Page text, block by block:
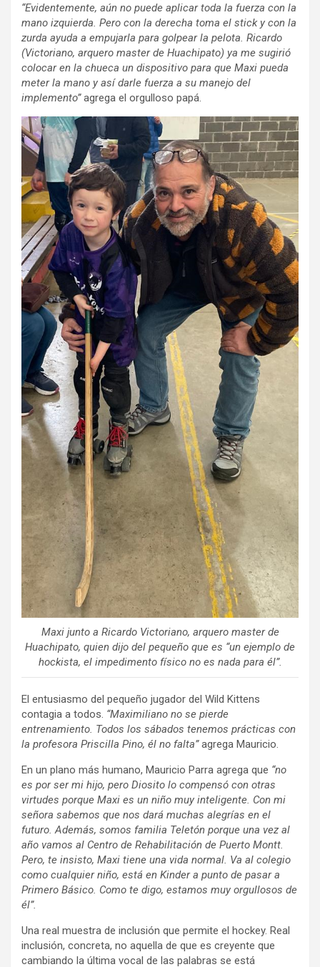
“Evidentemente, aún no puede aplicar toda la fuerza con la
mano izquierda. Pero con la derecha toma el stick y con la
zurda ayuda a empujarla para golpear la pelota. Ricardo
(Victoriano, arquero master de Huachipato) ya me sugirió
colocar en la chueca un dispositivo para que Maxi pueda
meter la mano y así darle fuerza a su manejo del
implemento”agrega el orgulloso papá.
Maxi junto a Ricardo Victoriano, arquero master de
Huachipato, quien dijo del pequeño que es “un ejemplo de
hockista, el impedimento físico no es nada para él”.
El entusiasmo del pequeño jugador del Wild Kittens
contagia a todos. “Maximiliano no se pierde
entrenamiento. Todos los sábados tenemos prácticas con
la profesora Priscilla Pino, él no falta”agrega Mauricio.
En un plano más humano, Mauricio Parra agrega que “no
es por ser mi hijo, pero Diosito lo compensó con otras
virtudes porque Maxi es un niño muy inteligente. Con mi
señora sabemos que nos dará muchas alegrías en el
futuro. Además, somos familia Teletón porque una vez al
año vamos al Centro de Rehabilitación de Puerto Montt.
Pero, te insisto, Maxi tiene una vida normal. Va al colegio
como cualquier niño, está en Kinder a punto de pasar a
Primero Básico. Como te digo, estamos muy orgullosos de
él”.
Una real muestra de inclusión que permite el hockey. Real
inclusión, concreta, no aquella de que es creyente que
cambiando la última vocal de las palabras se está